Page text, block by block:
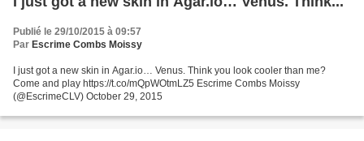
Publié le 29/10/2015 à 09:57
Par Escrime Combs Moissy
I just got a new skin in Agar.io… Venus. Think you look cooler than me?
Come and play https://t.co/mQpWOtmLZ5 Escrime Combs Moissy
(@EscrimeCLV) October 29, 2015